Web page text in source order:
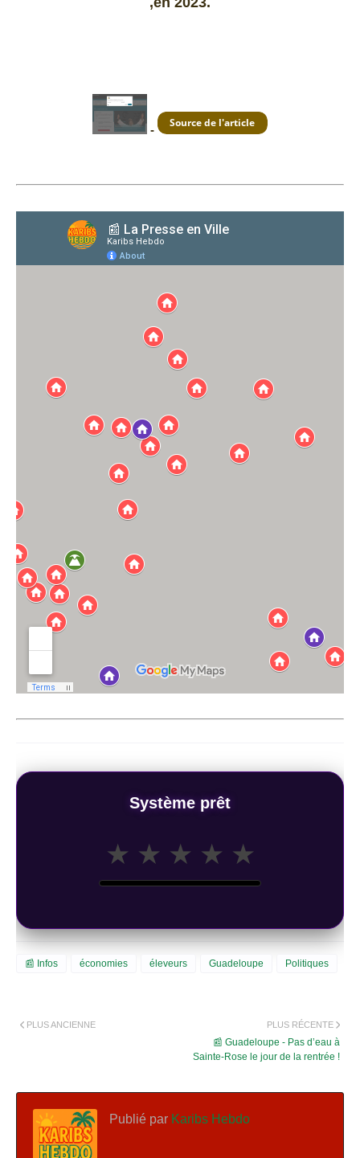
-
Système prêt
★ ★ ★ ★ ★
📰 Infos économies éleveurs Guadeloupe Politiques
PLUS RÉCENTE
📰 Guadeloupe - Pas d’eau à
Sainte-Rose le jour de la rentrée !
PLUS ANCIENNE
Publié par Karibs Hebdo